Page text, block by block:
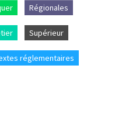
Régionales
Supérieur
réglementaires